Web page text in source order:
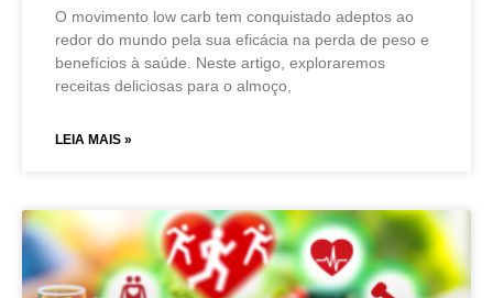
O movimento low carb tem conquistado adeptos ao
redor do mundo pela sua eficácia na perda de peso e
benefícios à saúde. Neste artigo, exploraremos
receitas deliciosas para o almoço,
LEIA MAIS »